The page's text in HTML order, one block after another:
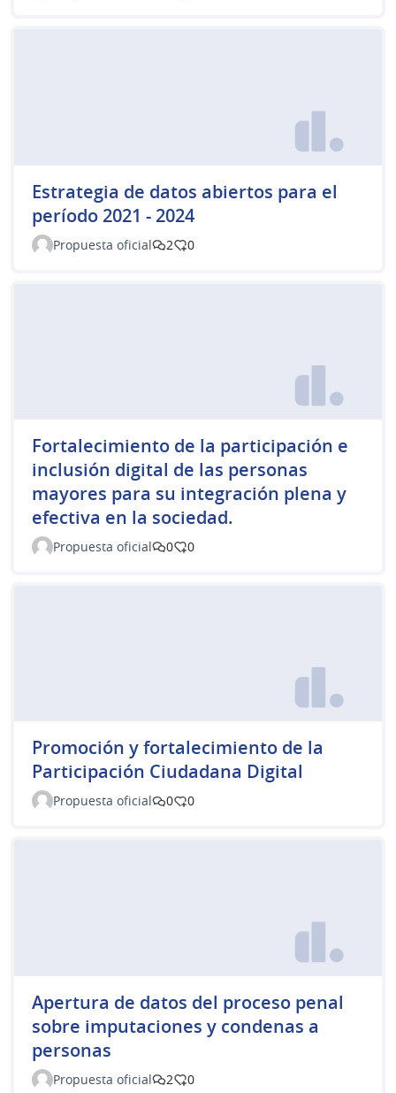
Estrategia de datos abiertos para el
período 2021 - 2024
Propuesta oficial 2 0
Fortalecimiento de la participación e
inclusión digital de las personas
mayores para su integración plena y
efectiva en la sociedad.
Propuesta oficial 0 0
Promoción y fortalecimiento de la
Participación Ciudadana Digital
Propuesta oficial 0 0
Apertura de datos del proceso penal
sobre imputaciones y condenas a
personas
Propuesta oficial 2 0